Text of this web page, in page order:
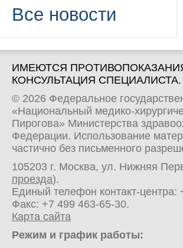
Все новости
ИМЕЮТСЯ
КОНСУЛЬТАЦИЯ СПЕЦИАЛИСТА.
© 2026 Федеральное
«Национальный медико-
Пирогова» Министерства
Федерации. Использование
частично без письменного
105203 г. Москва, ул. Нижняя
проезда).
Единый телефон контакт-центра:
Факс: +7 499 463-65-30.
Карта сайта
Режим и график работы: